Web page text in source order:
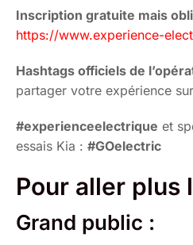
Inscription gratuite mais
https://www.experience-
Hashtags officiels de
partager votre expérience
#experienceelectrique et
essais Kia : #GOelectric
Pour aller plus
Grand public :